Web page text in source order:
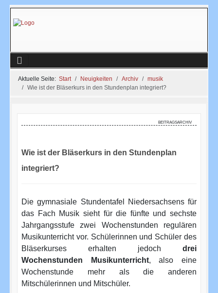
Aktuelle Seite: Start Neuigkeiten Archiv
musik
Wie ist der Bläserkurs in den Stundenplan integriert?
beitragsarchiv
Wie ist der Bläserkurs in den Stundenplan
integriert?
Die gymnasiale Stundentafel Niedersachsens für
das Fach Musik sieht für die fünfte und sechste
Jahrgangsstufe zwei Wochenstunden regulären
Musikunterricht vor. Schülerinnen und Schüler des
Bläserkurses erhalten jedochdrei
Wochenstunden Musikunterricht, also eine
Wochenstunde mehr als die anderen
Mitschülerinnen und Mitschüler.